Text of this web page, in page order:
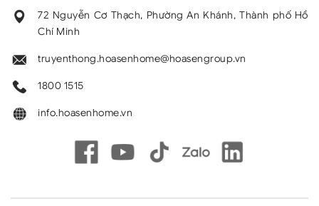
72 Nguyễn Cơ Thạch, Phường An Khánh, Thành phố Hồ
Chí Minh
truyenthong.hoasenhome@hoasengroup.vn
1800 1515
info.hoasenhome.vn